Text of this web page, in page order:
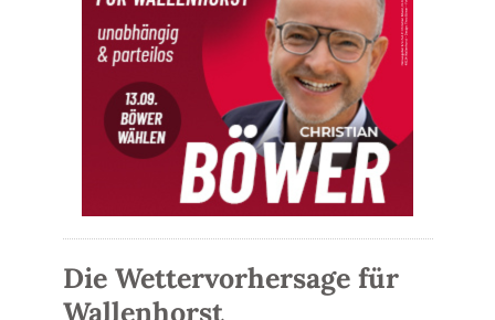
Die Wettervorhersage für
Wallenhorst